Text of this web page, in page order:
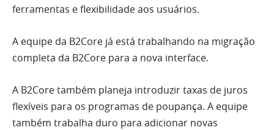
ferramentas e flexibilidade aos usuários.
A equipe da B2Core já está trabalhando na migração
completa da B2Core para a nova interface.
A B2Core também planeja introduzir taxas de juros
flexíveis para os programas de poupança. A equipe
também trabalha duro para adicionar novas